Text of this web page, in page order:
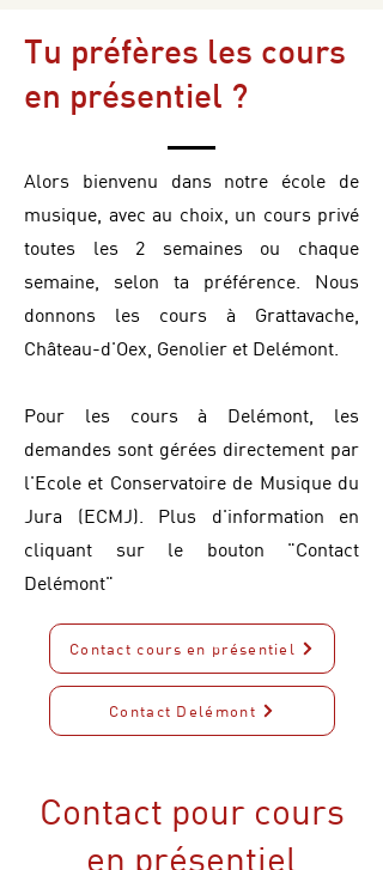
Tu préfères les cours
en présentiel ?
Alors bienvenu dans notre école de
musique, avec au choix, un cours privé
toutes les 2 semaines ou chaque
semaine, selon ta préférence. Nous
donnons les cours à Grattavache,
Château-d'Oex, Genolier et Delémont.
Pour les cours à Delémont, les
demandes sont gérées directement par
l'Ecole et Conservatoire de Musique du
Jura (ECMJ). Plus d'information en
cliquant sur le bouton "Contact
Delémont"
Contact cours en présentiel
Contact Delémont
Contact pour cours
en présentiel